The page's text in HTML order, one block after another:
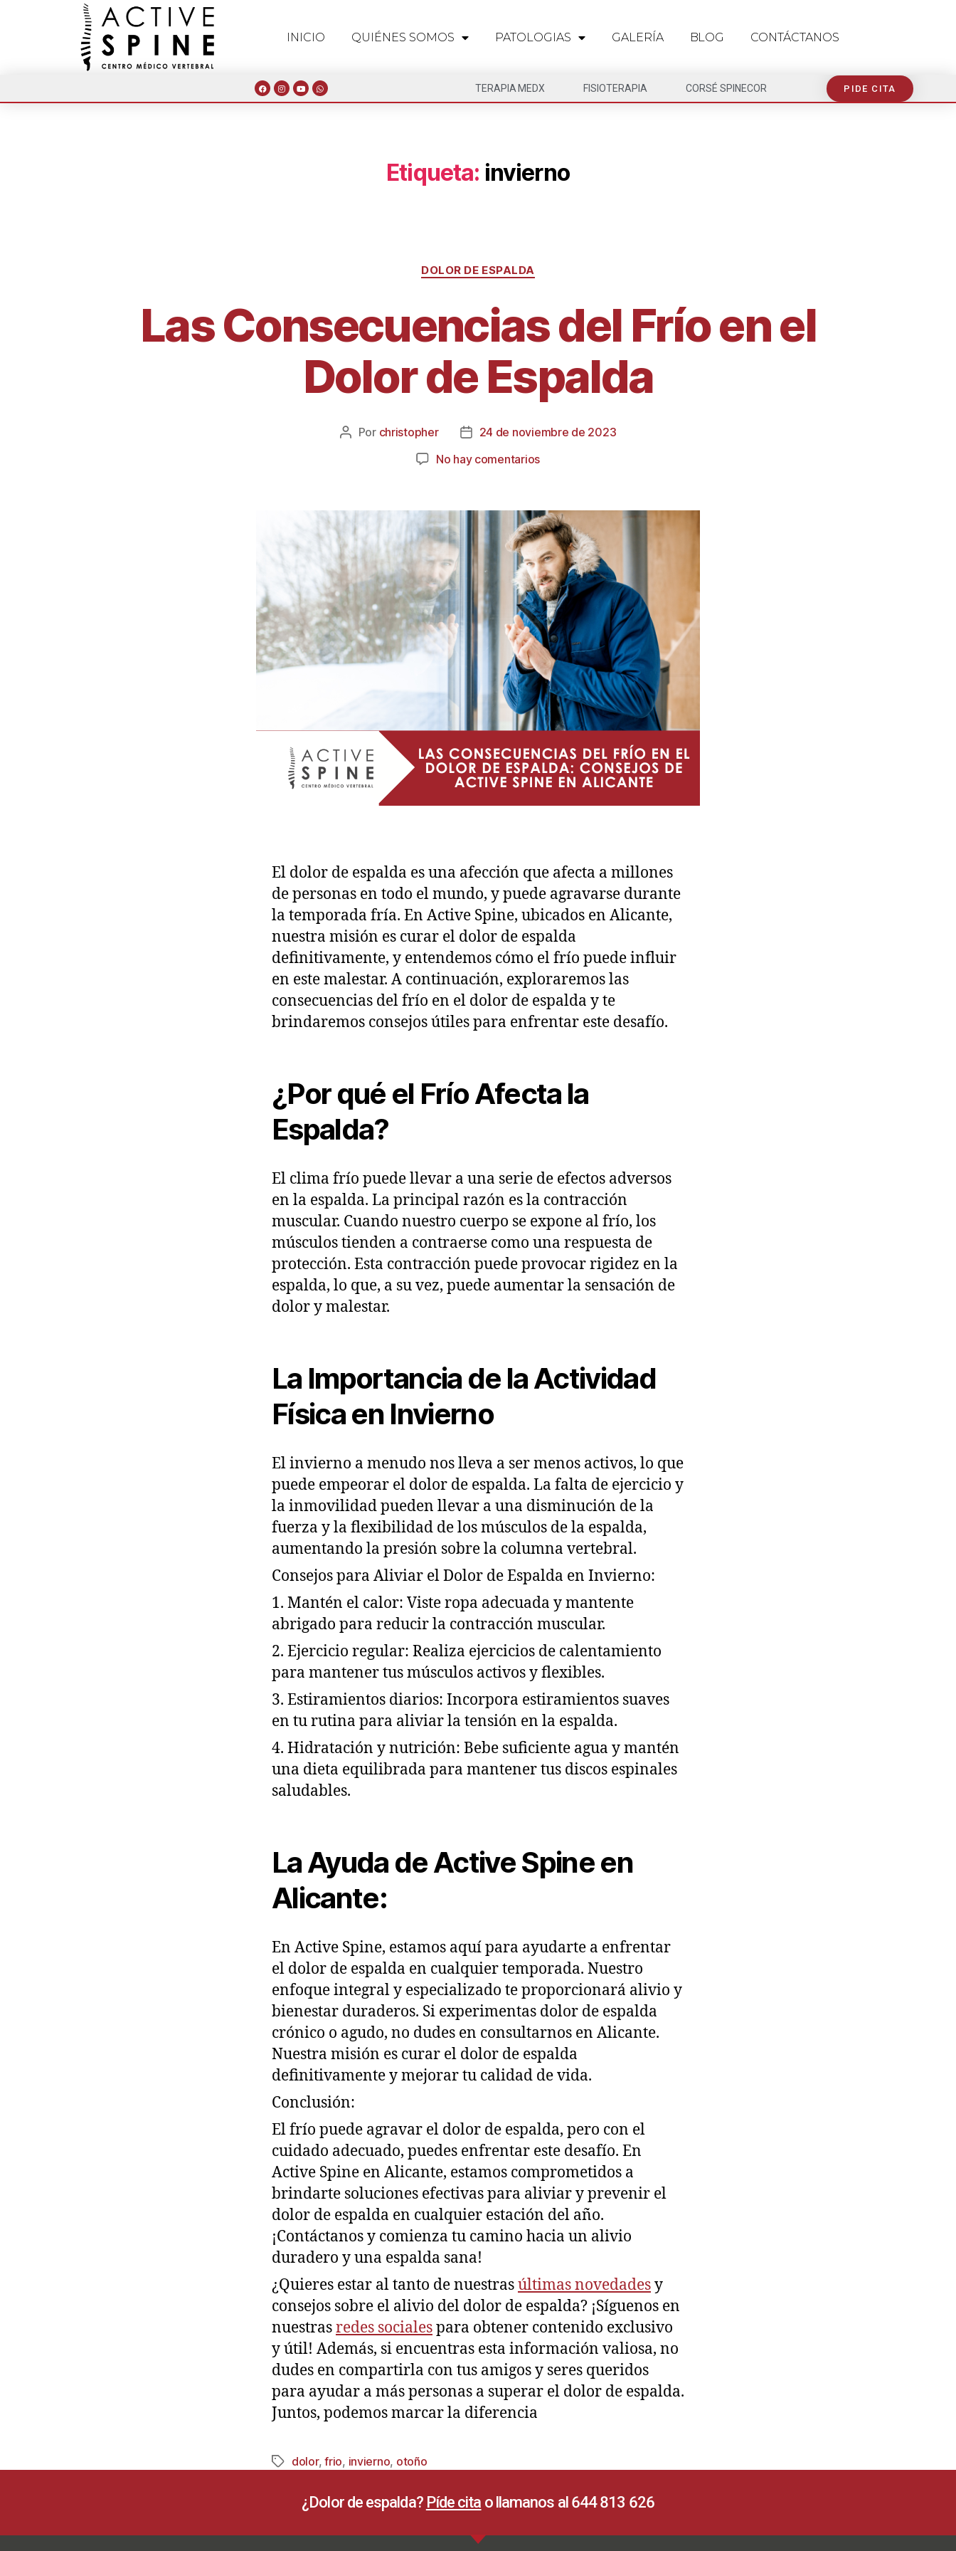
INICIO QUIÉNES SOMOS PATOLOGIAS GALERÍA BLOG CONTÁCTANOS
TERAPIA MEDX FISIOTERAPIA CORSÉ SPINECOR PIDE CITA
Etiqueta: invierno
DOLOR DE ESPALDA
Las Consecuencias del Frío en el
Dolor de Espalda
Por christopher
24 de noviembre de 2023
No hay comentarios
El dolor de espalda es una afección que afecta a millones
de personas en todo el mundo, y puede agravarse durante
la temporada fría. En Active Spine, ubicados en Alicante,
nuestra misión es curar el dolor de espalda
definitivamente, y entendemos cómo el frío puede influir
en este malestar. A continuación, exploraremos las
consecuencias del frío en el dolor de espalda y te
brindaremos consejos útiles para enfrentar este desafío.
¿Por qué el Frío Afecta la
Espalda?
El clima frío puede llevar a una serie de efectos adversos
en la espalda. La principal razón es la contracción
muscular. Cuando nuestro cuerpo se expone al frío, los
músculos tienden a contraerse como una respuesta de
protección. Esta contracción puede provocar rigidez en la
espalda, lo que, a su vez, puede aumentar la sensación de
dolor y malestar.
La Importancia de la Actividad
Física en Invierno
El invierno a menudo nos lleva a ser menos activos, lo que
puede empeorar el dolor de espalda. La falta de ejercicio y
la inmovilidad pueden llevar a una disminución de la
fuerza y la flexibilidad de los músculos de la espalda,
aumentando la presión sobre la columna vertebral.
Consejos para Aliviar el Dolor de Espalda en Invierno:
1. Mantén el calor: Viste ropa adecuada y mantente
abrigado para reducir la contracción muscular.
2. Ejercicio regular: Realiza ejercicios de calentamiento
para mantener tus músculos activos y flexibles.
3. Estiramientos diarios: Incorpora estiramientos suaves
en tu rutina para aliviar la tensión en la espalda.
4. Hidratación y nutrición: Bebe suficiente agua y mantén
una dieta equilibrada para mantener tus discos espinales
saludables.
La Ayuda de Active Spine en
Alicante:
En Active Spine, estamos aquí para ayudarte a enfrentar
el dolor de espalda en cualquier temporada. Nuestro
enfoque integral y especializado te proporcionará alivio y
bienestar duraderos. Si experimentas dolor de espalda
crónico o agudo, no dudes en consultarnos en Alicante.
Nuestra misión es curar el dolor de espalda
definitivamente y mejorar tu calidad de vida.
Conclusión:
El frío puede agravar el dolor de espalda, pero con el
cuidado adecuado, puedes enfrentar este desafío. En
Active Spine en Alicante, estamos comprometidos a
brindarte soluciones efectivas para aliviar y prevenir el
dolor de espalda en cualquier estación del año.
¡Contáctanos y comienza tu camino hacia un alivio
duradero y una espalda sana!
¿Quieres estar al tanto de nuestrasúltimas novedadesy
consejos sobre el alivio del dolor de espalda? ¡Síguenos en
nuestrasredes socialespara obtener contenido exclusivo
y útil! Además, si encuentras esta información valiosa, no
dudes en compartirla con tus amigos y seres queridos
para ayudar a más personas a superar el dolor de espalda.
Juntos, podemos marcar la diferencia
dolor,frio, invierno, otoño
¿Dolor de espalda? Píde cita o llamanos al 644 813 626